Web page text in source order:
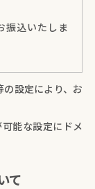
込いたしま
設定により、お
能な設定にドメ
て